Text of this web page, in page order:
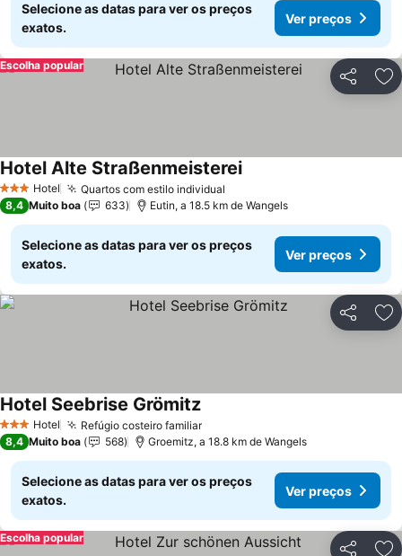
Selecione as datas para ver os preços
exatos.
Ver preços
Partilhar
Escolha popular
3 EstrelasHotel Quartos com estilo individual
Hotel Alte StraßenmeistereiVer preços
8,4 Muito boa 633 Eutin, a 18.5 km de Wangels
Selecione as datas para ver os preços
exatos.
Ver preços
Partilhar
3 EstrelasHotel Refúgio costeiro familiarVer preços
Hotel Seebrise GrömitzVer preços
8,4 Muito boa 568 Groemitz, a 18.8 km de Wangels
Selecione as datas para ver os preços
exatos.
Ver preços
Escolha popular